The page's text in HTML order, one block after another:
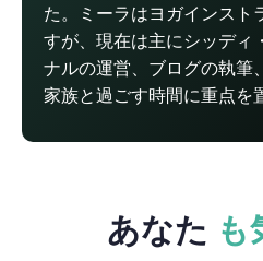
た。ミーラはヨガインスト
すが、現在は主にシッディ
ナルの運営、ブログの執筆
家族と過ごす時間に重点を
あなた も